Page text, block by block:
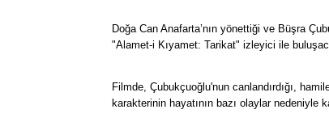
Doğa Can Anafarta’nın yönettiği ve Büşra
"Alamet-i Kıyamet: Tarikat" izleyici ile
Filmde, Çubukçuoğlu'nun canlandırdığı,
karakterinin hayatının bazı olaylar nedeniyle